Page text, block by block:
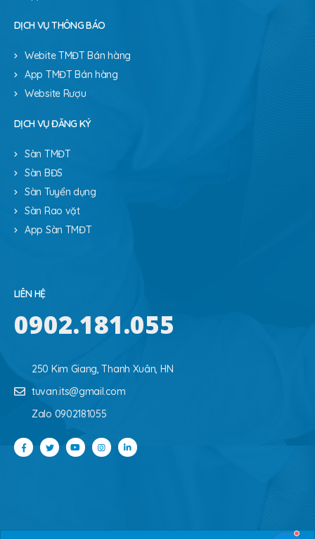
DỊCH VỤ THÔNG BÁO
Webite TMĐT Bán hàng
App TMĐT Bán hàng
Website Rượu
DỊCH VỤ ĐĂNG KÝ
Sàn TMĐT
Sàn BĐS
Sàn Tuyển dụng
Sàn Rao vặt
App Sàn TMĐT
LIÊN HỆ
0902.181.055
250 Kim Giang, Thanh Xuân, HN
tuvan.its@gmail.com
Zalo 0902181055